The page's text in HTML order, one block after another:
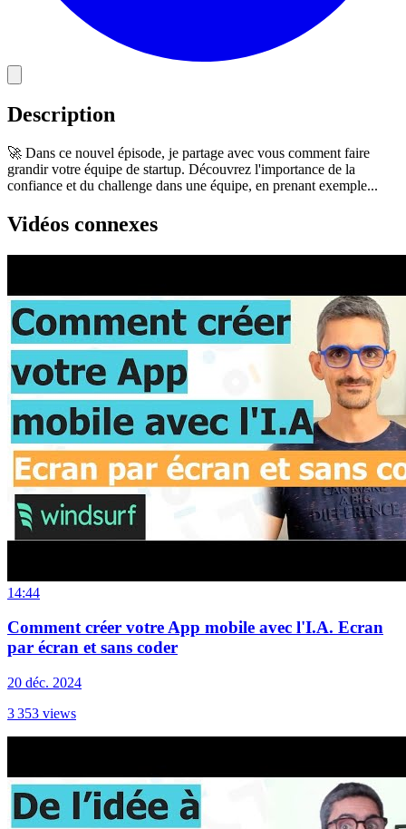
Description
🚀 Dans ce nouvel épisode, je partage avec vous comment faire
grandir votre équipe de startup. Découvrez l'importance de la
confiance et du challenge dans une équipe, en prenant exemple...
Vidéos connexes
14:44
Comment créer votre App mobile avec l'I.A. Ecran
par écran et sans coder
20 déc. 2024
3 353 views